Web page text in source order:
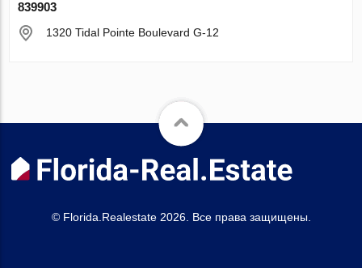
839903
1320 Tidal Pointe Boulevard G-12
© Florida.Realestate 2026. Все права защищены.